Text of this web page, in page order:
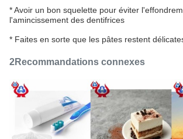
* Avoir un bon squelette pour éviter
l'amincissement des dentifrices
* Faites en sorte que les pâtes restent
2Recommandations connexes